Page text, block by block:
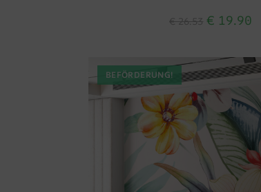
€ 19.90
BEFÖRDERUNG!